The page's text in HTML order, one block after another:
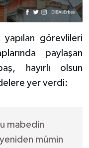
görevlileri
paylaşan
hayırlı olsun
yer verdi:
mabedin
mümin